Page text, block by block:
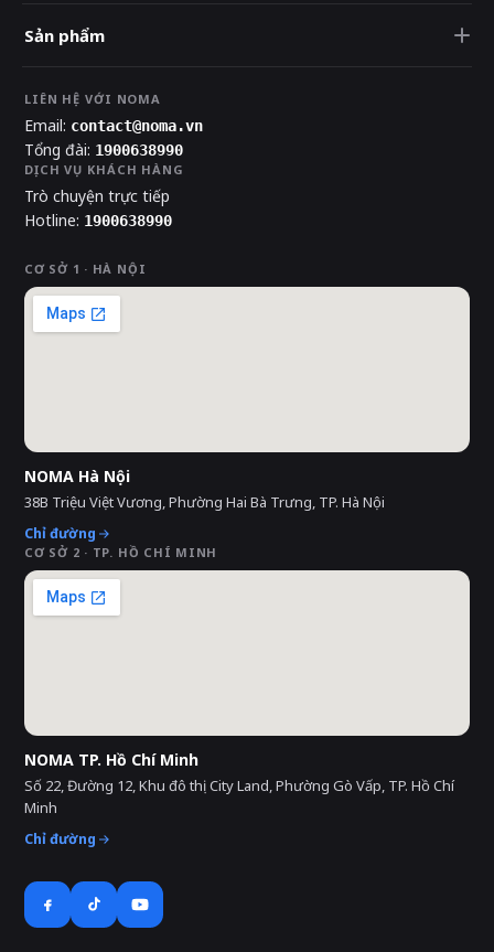
Sản phẩm
LIÊN HỆ VỚI NOMA
Email: contact@noma.vn
Tổng đài: 1900638990
DỊCH VỤ KHÁCH HÀNG
Trò chuyện trực tiếp
Hotline: 1900638990
CƠ SỞ 1 · HÀ NỘI
NOMA Hà Nội
38B Triệu Việt Vương, Phường Hai Bà Trưng, TP. Hà Nội
Chỉ đường
CƠ SỞ 2 · TP. HỒ CHÍ MINH
NOMA TP. Hồ Chí Minh
Số 22, Đường 12, Khu đô thị City Land, Phường Gò Vấp, TP. Hồ Chí
Minh
Chỉ đường